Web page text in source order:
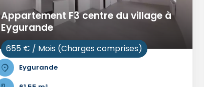
Appartement F3 centre du village à
Eygurande
655 € / Mois (Charges comprises)
Eygurande